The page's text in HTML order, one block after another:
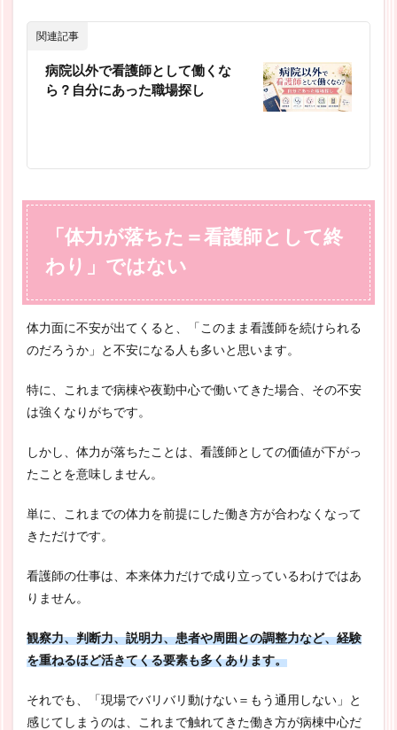
関連記事
病院以外で看護師として働くな
ら？自分にあった職場探し
「体力が落ちた＝看護師として終
わり」ではない
体力面に不安が出てくると、「このまま看護師を続けられる
のだろうか」と不安になる人も多いと思います。
特に、これまで病棟や夜勤中心で働いてきた場合、その不安
は強くなりがちです。
しかし、体力が落ちたことは、看護師としての価値が下がっ
たことを意味しません。
単に、これまでの体力を前提にした働き方が合わなくなって
きただけです。
看護師の仕事は、本来体力だけで成り立っているわけではあ
りません。
観察力、判断力、説明力、患者や周囲との調整力など、経験
を重ねるほど活きてくる要素も多くあります。
それでも、「現場でバリバリ動けない＝もう通用しない」と
感じてしまうのは、これまで触れてきた働き方が病棟中心だ